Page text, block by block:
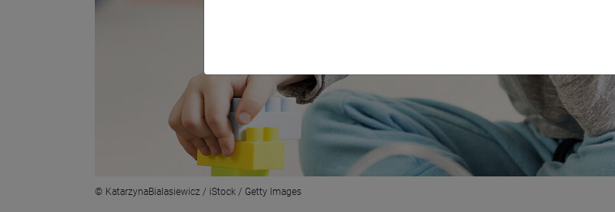
© KatarzynaBialasiewicz / iStock / Getty Images